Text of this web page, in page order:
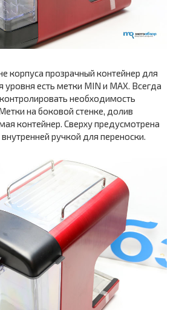
корпуса прозрачный контейнер для
есть метки MIN и MAX. Всегда
необходимость
на боковой стенке, долив
контейнер. Сверху предусмотрена
ручкой для переноски.